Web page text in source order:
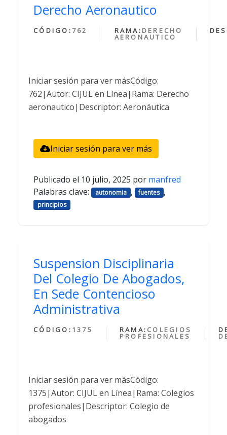
Derecho Aeronautico
CÓDIGO: 762 RAMA: DERECHO
AERONAUTICO
Iniciar sesión para ver másCódigo:
762|Autor: CIJUL en Línea|Rama: Derecho
aeronautico|Descriptor: Aeronáutica
Iniciar sesión para ver más
Publicado el 10 julio, 2025 por manfred
Palabras clave:
autonomia , fuentes ,
principios
Suspension Disciplinaria
Del Colegio De Abogados,
En Sede Contencioso
Administrativa
CÓDIGO: 1375 RAMA: COLEGIOS
PROFESIONALES
Iniciar sesión para ver másCódigo:
1375|Autor: CIJUL en Línea|Rama: Colegios
profesionales|Descriptor: Colegio de
abogados